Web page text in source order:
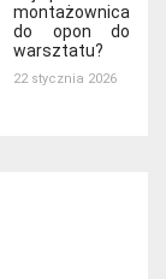
montażownica
do opon do
warsztatu?
22 stycznia 2026